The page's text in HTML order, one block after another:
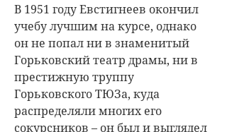
В 1951 году Евстигнеев окончил
учебу лучшим на курсе, однако
он не попал ни в знаменитый
Горьковский театр драмы, ни в
престижную труппу
Горьковского ТЮЗа, куда
распределяли многих его
сокурсников – он был и выглядел